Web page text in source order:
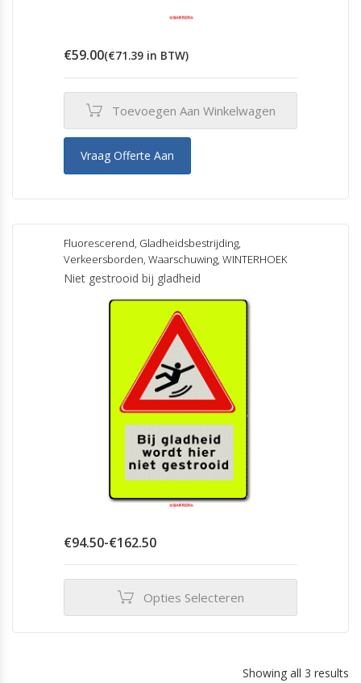
€59.00(€71.39 in BTW)
Toevoegen Aan Winkelwagen
Vraag Offerte Aan
Fluorescerend, Gladheidsbestrijding,
Verkeersborden, Waarschuwing, WINTERHOEK
Niet gestrooid bij gladheid
€94.50-€162.50Prijsklasse:
€162.50
Opties Selecteren
Showing all 3 results